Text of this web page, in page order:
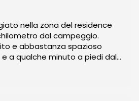
nella zona del residence
dal campeggio.
e abbastanza spazioso
a qualche minuto a piedi dal
e riposante. Siamo